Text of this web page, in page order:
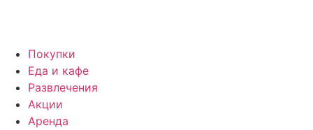
Покупки
Еда и кафе
Развлечения
Акции
Аренда